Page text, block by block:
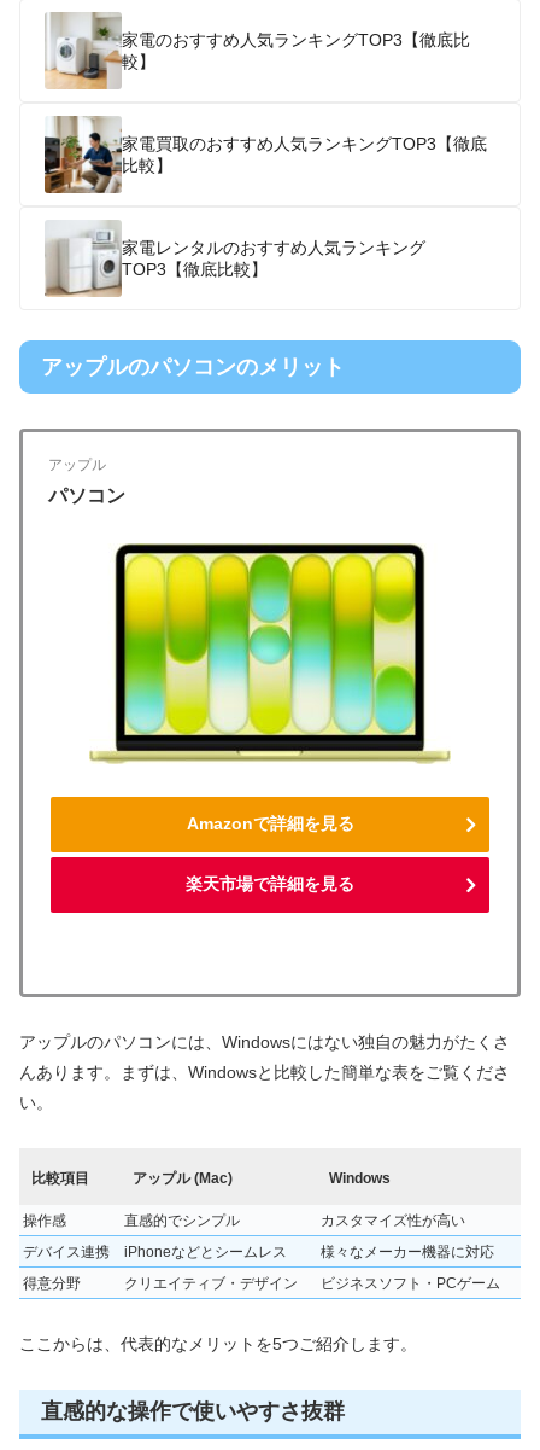
家電のおすすめ人気ランキングTOP3【徹底比
較】
家電買取のおすすめ人気ランキングTOP3【徹底
比較】
家電レンタルのおすすめ人気ランキング
TOP3【徹底比較】
アップルのパソコンのメリット
アップル
パソコン
Amazonで詳細を見る
楽天市場で詳細を見る
アップルのパソコンには、Windowsにはない独自の魅力がたくさ
んあります。まずは、Windowsと比較した簡単な表をご覧くださ
い。
比較項目 アップル (Mac) Windows
操作感 直感的でシンプル
カスタマイズ性が高い
デバイス連携
iPhoneなどとシームレス
様々なメーカー機器に対応
得意分野
クリエイティブ・デザイン ビジネスソフト・PCゲーム
ここからは、代表的なメリットを5つご紹介します。
直感的な操作で使いやすさ抜群